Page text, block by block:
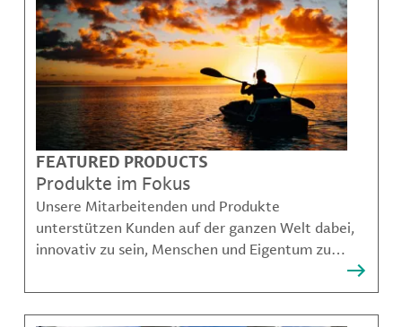
FEATURED PRODUCTS
Produkte im Fokus
Unsere Mitarbeitenden und Produkte
unterstützen Kunden auf der ganzen Welt dabei,
innovativ zu sein, Menschen und Eigentum zu
nachhaltigere Möglichkeiten für Mobilität,
Kommunikation und Wachstum zu schaffen.